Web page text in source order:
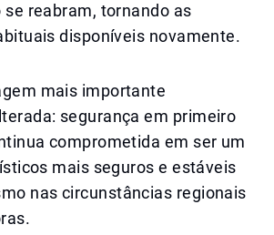
reabram, tornando as
disponíveis novamente.
mais importante
segurança em primeiro
comprometida em ser um
mais seguros e estáveis
nas circunstâncias regionais